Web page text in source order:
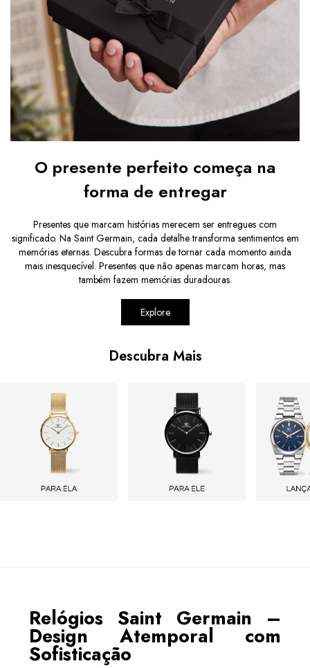
O presente perfeito começa na
forma de entregar
Presentes que marcam histórias merecem ser entregues com
significado. Na Saint Germain, cada detalhe transforma sentimentos em
memórias eternas. Descubra formas de tornar cada momento ainda
mais inesquecível. Presentes que não apenas marcam horas, mas
também fazem memórias duradouras.
Explore
Descubra Mais
Relógios Saint Germain –
Design Atemporal com
Sofisticação